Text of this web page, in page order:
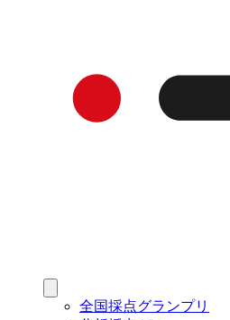
全国採点グランプリ